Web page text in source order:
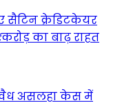
सैटिन क्रेडिटकेयर
का बाढ़ राहत
असलहा केस में